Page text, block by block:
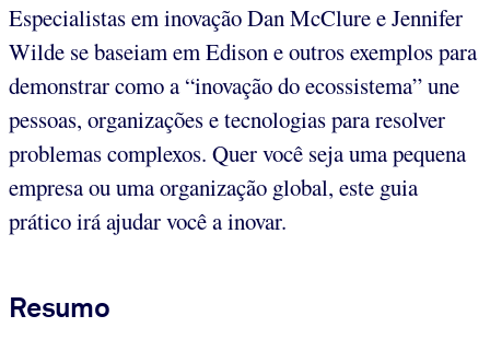
Especialistas em inovaçãoDan McClure e Jennifer
Wilde se baseiam em Edison e outros exemplos para
demonstrar como a “inovação do ecossistema” une
pessoas, organizações e tecnologias para resolver
problemas complexos. Quer você seja uma pequena
empresa ou uma organização global, este guia
prático irá ajudar você a inovar.
Resumo